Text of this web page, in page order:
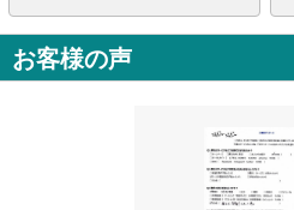
お客様の声